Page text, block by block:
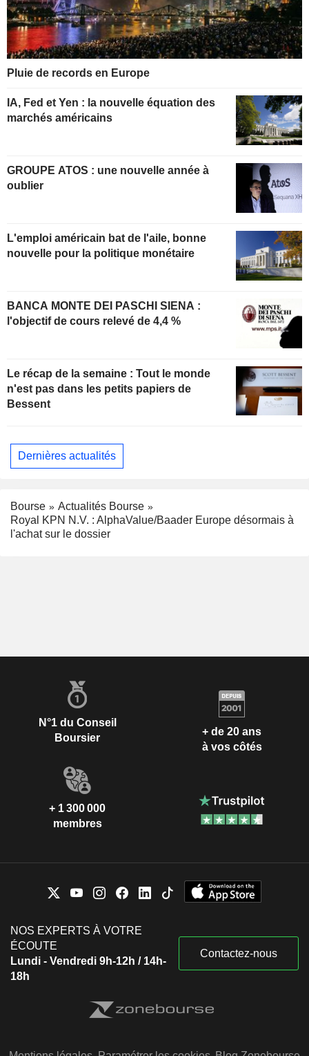
Pluie de records en Europe
IA, Fed et Yen : la nouvelle équation des
marchés américains
GROUPE ATOS : une nouvelle année à
oublier
L'emploi américain bat de l'aile, bonne
nouvelle pour la politique monétaire
BANCA MONTE DEI PASCHI SIENA :
l'objectif de cours relevé de 4,4 %
Le récap de la semaine : Tout le monde
n'est pas dans les petits papiers de
Bessent
Dernières actualités
Bourse
Actualités Bourse
Royal KPN N.V. : AlphaValue/Baader Europe désormais à
l'achat sur le dossier
N°1 du Conseil
Boursier
+ de 20 ans
à vos côtés
+ 1 300 000
membres
NOS EXPERTS À VOTRE
ÉCOUTE
Lundi - Vendredi 9h-12h / 14h-
18h
Contactez-nous